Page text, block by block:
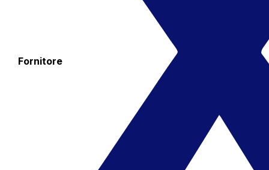
Fornitore